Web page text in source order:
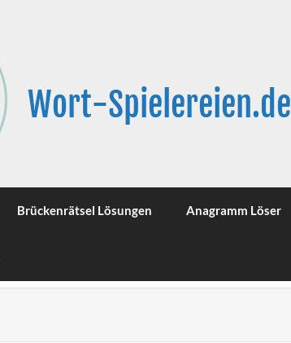
Wort-Spielereien.de
Brückenrätsel Lösungen Anagramm Löser